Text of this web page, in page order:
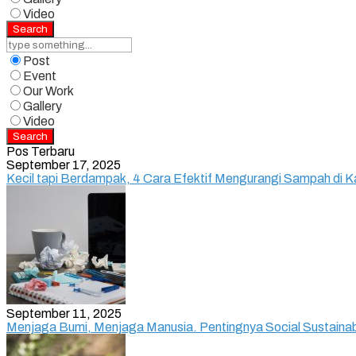
Video
Search
Post
Event
Our Work
Gallery
Video
Search
Pos Terbaru
September 17, 2025
Kecil tapi Berdampak, 4 Cara Efektif Mengurangi Sampah di
September 11, 2025
Menjaga Bumi, Menjaga Manusia. Pentingnya Social